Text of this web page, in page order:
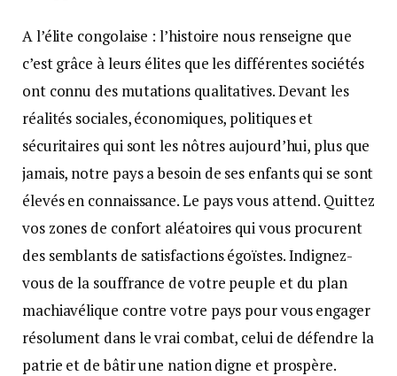
A l’élite congolaise : l’histoire nous renseigne que
c’est grâce à leurs élites que les différentes sociétés
ont connu des mutations qualitatives. Devant les
réalités sociales, économiques, politiques et
sécuritaires qui sont les nôtres aujourd’hui, plus que
jamais, notre pays a besoin de ses enfants qui se sont
élevés en connaissance. Le pays vous attend. Quittez
vos zones de confort aléatoires qui vous procurent
des semblants de satisfactions égoïstes. Indignez-
vous de la souffrance de votre peuple et du plan
machiavélique contre votre pays pour vous engager
résolument dans le vrai combat, celui de défendre la
patrie et de bâtir une nation digne et prospère.